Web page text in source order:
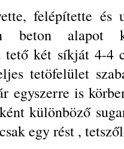
felépítette és
beton alapot
tető két síkját 4-4
tetöfelület
egyszerre is
különböző
egy rést ,